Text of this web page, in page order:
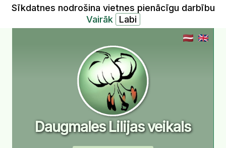
Sīkdatnes nodrošina vietnes pienācīgu darbību
Vairāk
Daugmales Lilijas veikals